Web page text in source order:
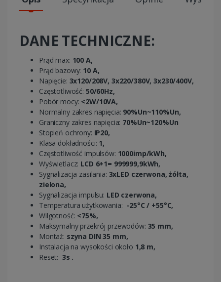
DANE TECHNICZNE:
Prąd max: 100 A,
Prąd bazowy: 10 A,
Napięcie: 3x120/208V, 3x220/380V, 3x230/400V,
Częstotliwość: 50/60Hz,
Pobór mocy: <2W/10VA,
Normalny zakres napięcia: 90%Un~110%Un,
Graniczny zakres napięcia: 70%Un~120%Un
Stopień ochrony: IP20,
Klasa dokładności: 1,
Częstotliwość impulsów: 1000imp/kWh,
Wyświetlacz: LCD 6+1= 999999,9kWh,
Sygnalizacja zasilania: 3xLED czerwona, żółta,
zielona,
Sygnalizacja impulsu: LED czerwona,
Temperatura użytkowania: -25°C / +55°C,
Wilgotność: <75%,
Maksymalny przekrój przewodów: 35 mm,
Montaż: szyna DIN 35 mm,
Instalacja na wysokości około 1,8 m,
Reset: 3s .